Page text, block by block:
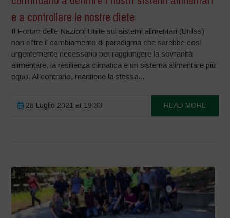
e a controllare le nostre diete
Il Forum delle Nazioni Unite sui sistemi alimentari (Unfss)
non offre il cambiamento di paradigma che sarebbe così
urgentemente necessario per raggiungere la sovranità
alimentare, la resilienza climatica e un sistema alimentare più
equo. Al contrario, mantiene la stessa...
28 Luglio 2021 at 19:33 READ MORE